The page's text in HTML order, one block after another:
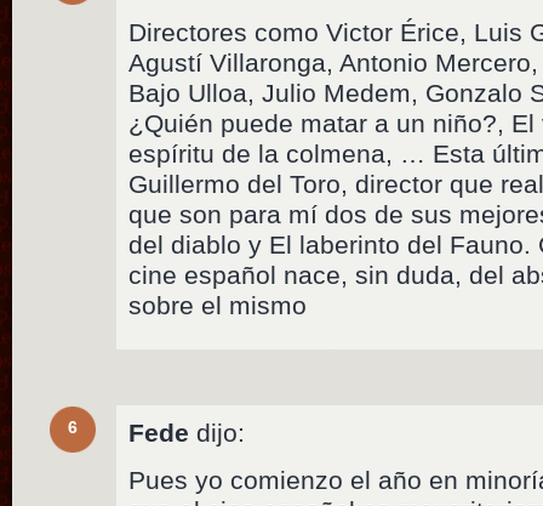
Directores como Victor Érice, Luis
Agustí Villaronga, Antonio
Bajo Ulloa, Julio Medem, Gonzalo
¿Quién puede matar a un niño?,
espíritu de la colmena, … Esta
Guillermo del Toro, director que
que son para mí dos de sus
del diablo y El laberinto del Fauno.
cine español nace, sin duda, del
sobre el mismo
6 Fede dijo:
Pues yo comienzo el año en